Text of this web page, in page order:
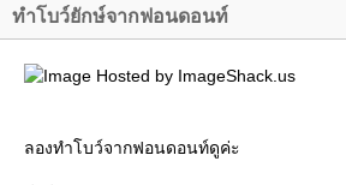
ทำโบว์ยักษ์จากฟอนดอนท์
ลองทำโบว์จากฟอนดอนท์ดูค่ะ